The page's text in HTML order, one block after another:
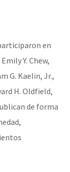
en
Y. Chew,
G. Kaelin, Jr.,
H. Oldfield,
de forma